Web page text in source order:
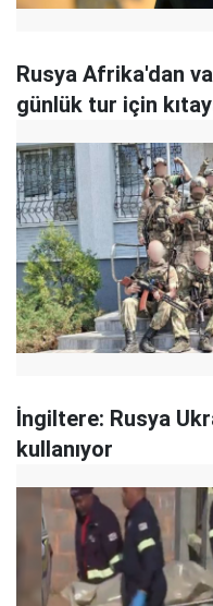
Rusya Afrika'dan
günlük tur için
İngiltere: Rusya
kullanıyor